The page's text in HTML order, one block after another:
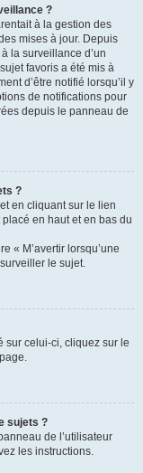
?
à la gestion des
mises à jour. Depuis
la surveillance d’un
favoris a été mis à
d’être notifié lorsqu’il y
de notifications pour
depuis le panneau de
?
en cliquant sur le lien
en haut et en bas du
« M’avertir lorsqu’une
le sujet.
sur celui-ci, cliquez sur le
sujets ?
de l’utilisateur
les instructions.